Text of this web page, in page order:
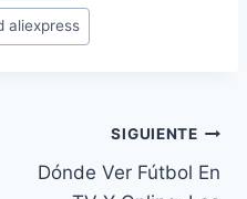
aliexpress
SIGUIENTE
Dónde Ver Fútbol En